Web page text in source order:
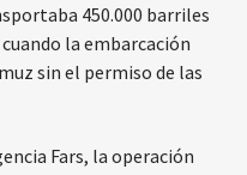
450.000 barriles
la embarcación
sin el permiso de las
Fars, la operación